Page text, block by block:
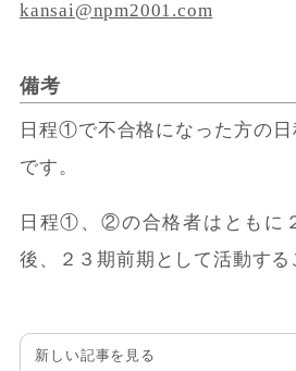
kansai@npm2001.com
備考
日程①で不合格になった方の
です。
日程①、②の合格者はともに
後、２３期前期として活動する
新しい記事を見る